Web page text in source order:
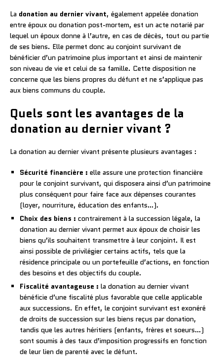
La donation au dernier vivant, également appelée donation
entre époux ou donation post-mortem, est un acte notarié par
lequel un époux donne à l’autre, en cas de décès, tout ou partie
de ses biens. Elle permet donc au conjoint survivant de
bénéficier d’un patrimoine plus important et ainsi de maintenir
son niveau de vie et celui de sa famille. Cette disposition ne
concerne que les biens propres du défunt et ne s’applique pas
aux biens communs du couple.
Quels sont les avantages de la
donation au dernier vivant ?
La donation au dernier vivant présente plusieurs avantages :
Sécurité financière : elle assure une protection financière
pour le conjoint survivant, qui disposera ainsi d’un patrimoine
plus conséquent pour faire face aux dépenses courantes
(loyer, nourriture, éducation des enfants…).
Choix des biens : contrairement à la succession légale, la
donation au dernier vivant permet aux époux de choisir les
biens qu’ils souhaitent transmettre à leur conjoint. Il est
ainsi possible de privilégier certains actifs, tels que la
résidence principale ou un portefeuille d’actions, en fonction
des besoins et des objectifs du couple.
Fiscalité avantageuse : la donation au dernier vivant
bénéficie d’une fiscalité plus favorable que celle applicable
aux successions. En effet, le conjoint survivant est exonéré
de droits de succession sur les biens reçus par donation,
tandis que les autres héritiers (enfants, frères et soeurs…)
sont soumis à des taux d’imposition progressifs en fonction
de leur lien de parenté avec le défunt.